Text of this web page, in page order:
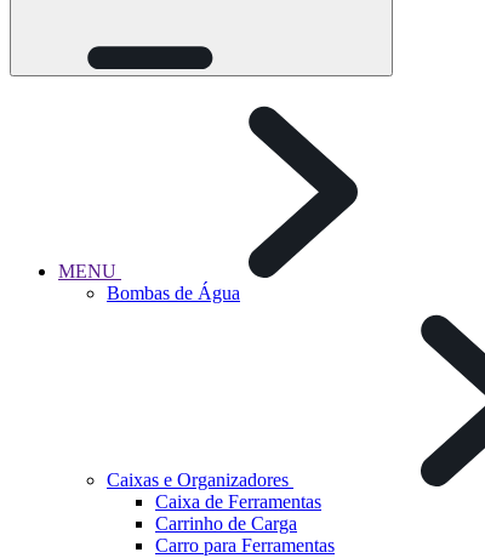
MENU
Bombas de Água
Caixas e Organizadores
Caixa de Ferramentas
Carrinho de Carga
Carro para Ferramentas